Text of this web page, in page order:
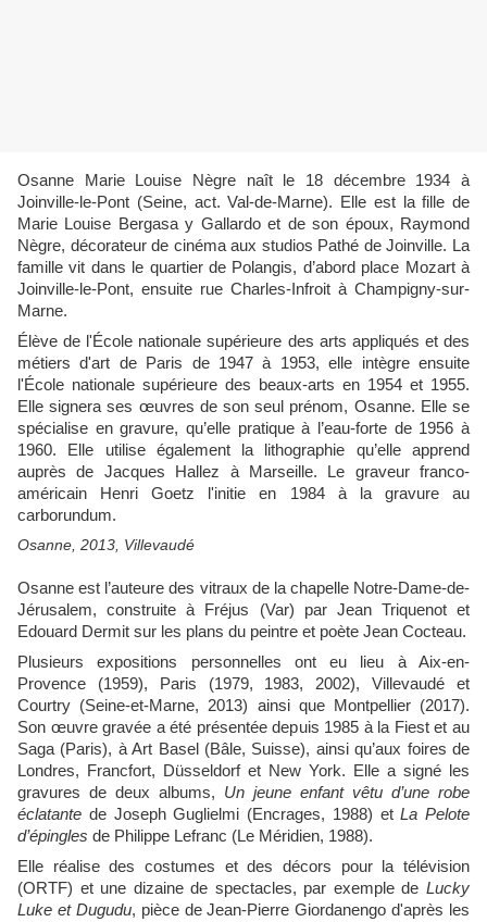
Osanne Marie Louise Nègre naît le 18 décembre 1934 à
Joinville-le-Pont (Seine, act. Val-de-Marne). Elle est la fille de
Marie Louise Bergasa y Gallardo et de son époux, Raymond
Nègre, décorateur de cinéma aux studios Pathé de Joinville. La
famille vit dans le quartier de Polangis, d’abord place Mozart à
Joinville-le-Pont, ensuite rue Charles-Infroit à Champigny-sur-
Marne.
Élève de l'École nationale supérieure des arts appliqués et des
métiers d'art de Paris de 1947 à 1953, elle intègre ensuite
l'École nationale supérieure des beaux-arts en 1954 et 1955.
Elle signera ses œuvres de son seul prénom, Osanne. Elle se
spécialise en gravure, qu’elle pratique à l’eau-forte de 1956 à
1960. Elle utilise également la lithographie qu’elle apprend
auprès de Jacques Hallez à Marseille. Le graveur franco-
américain Henri Goetz l'initie en 1984 à la gravure au
carborundum.
Osanne, 2013, Villevaudé
Osanne est l’auteure des vitraux de la chapelle Notre-Dame-de-
Jérusalem, construite à Fréjus (Var) par Jean Triquenot et
Edouard Dermit sur les plans du peintre et poète Jean Cocteau.
Plusieurs expositions personnelles ont eu lieu à Aix-en-
Provence (1959), Paris (1979, 1983, 2002), Villevaudé et
Courtry (Seine-et-Marne, 2013) ainsi que Montpellier (2017).
Son œuvre gravée a été présentée depuis 1985 à la Fiest et au
Saga (Paris), à Art Basel (Bâle, Suisse), ainsi qu’aux foires de
Londres, Francfort, Düsseldorf et New York. Elle a signé les
gravures de deux albums, Un jeune enfant vêtu d’une robe
éclatante de Joseph Guglielmi (Encrages, 1988) etLa Pelote
d’épingles de Philippe Lefranc (Le Méridien, 1988).
Elle réalise des costumes et des décors pour la télévision
(ORTF) et une dizaine de spectacles, par exemple de Lucky
Luke et Dugudu, pièce de Jean-Pierre Giordanengo d'après les